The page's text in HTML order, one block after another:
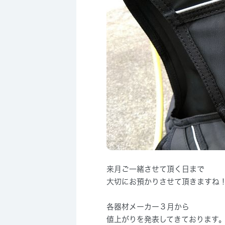
来月ご一緒させて頂く日まで
大切にお預かりさせて頂きますね
各器材メーカー３月から
値上がりを発表してきております